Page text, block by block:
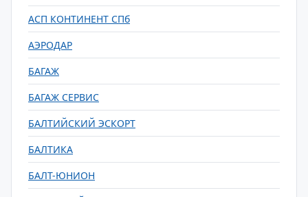
АСП КОНТИНЕНТ СПб
АЭРОДАР
БАГАЖ
БАГАЖ СЕРВИС
БАЛТИЙСКИЙ ЭСКОРТ
БАЛТИКА
БАЛТ-ЮНИОН